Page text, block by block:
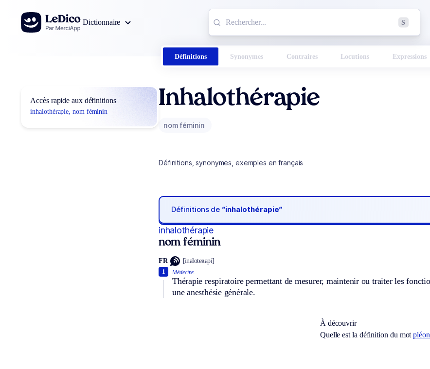
Aller au contenu
Dictionnaire
S
Définitions Synonymes Contraires Locutions Expressions
Accès rapide aux définitions
inhalothérapie, nom féminin
Inhalothérapie
nom féminin
Définitions, synonymes, exemples en français
Définitions de “inhalothérapie“
inhalothérapie
nom féminin
FR [inaloteʀapi]
Médecine.
Thérapie respiratoire permettant de mesurer, maintenir ou traiter les
une anesthésie générale.
1
À découvrir
Quelle est la définition du mot